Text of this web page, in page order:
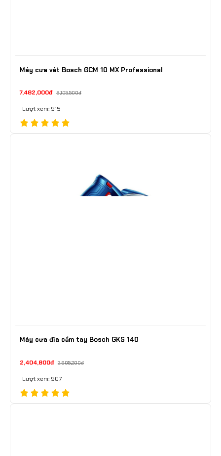
Máy cưa vát Bosch GCM 10 MX Professional
7,482,000đ 8,105,500đ
Lượt xem: 915
Máy cưa đĩa cầm tay Bosch GKS 140
2,404,800đ 2,605,200đ
Lượt xem: 907